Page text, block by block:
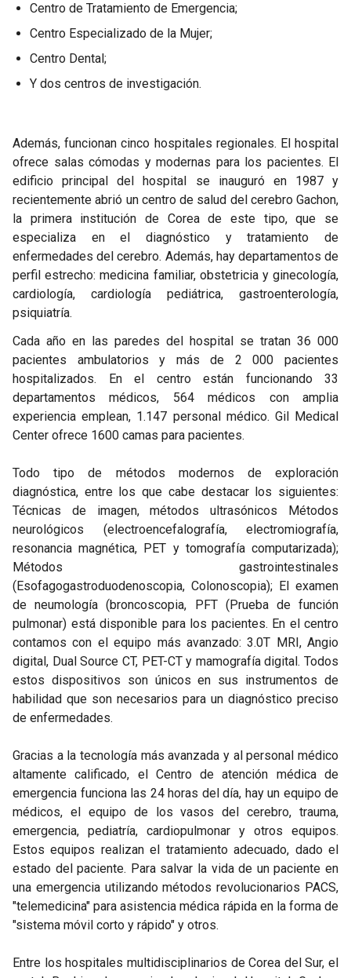
Centro de Tratamiento de Emergencia;
Centro Especializado de la Mujer;
Centro Dental;
Y dos centros de investigación.
Además, funcionan cinco hospitales regionales. El hospital
ofrece salas cómodas y modernas para los pacientes. El
edificio principal del hospital se inauguró en 1987 y
recientemente abrió un centro de salud del cerebro Gachon,
la primera institución de Corea de este tipo, que se
especializa en el diagnóstico y tratamiento de
enfermedades del cerebro. Además, hay departamentos de
perfil estrecho: medicina familiar, obstetricia y ginecología,
cardiología, cardiología pediátrica, gastroenterología,
psiquiatría.
Cada año en las paredes del hospital se tratan 36 000
pacientes ambulatorios y más de 2 000 pacientes
hospitalizados. En el centro están funcionando 33
departamentos médicos, 564 médicos con amplia
experiencia emplean, 1.147 personal médico. Gil Medical
Center ofrece 1600 camas para pacientes.
Todo tipo de métodos modernos de exploración
diagnóstica, entre los que cabe destacar los siguientes:
Técnicas de imagen, métodos ultrasónicos Métodos
neurológicos (electroencefalografía, electromiografía,
resonancia magnética, PET y tomografía computarizada);
Métodos gastrointestinales
(Esofagogastroduodenoscopia, Colonoscopia); El examen
de neumología (broncoscopia, PFT (Prueba de función
pulmonar) está disponible para los pacientes. En el centro
contamos con el equipo más avanzado: 3.0T MRI, Angio
digital, Dual Source CT, PET-CT y mamografía digital. Todos
estos dispositivos son únicos en sus instrumentos de
habilidad que son necesarios para un diagnóstico preciso
de enfermedades.
Gracias a la tecnología más avanzada y al personal médico
altamente calificado, el Centro de atención médica de
emergencia funciona las 24 horas del día, hay un equipo de
médicos, el equipo de los vasos del cerebro, trauma,
emergencia, pediatría, cardiopulmonar y otros equipos.
Estos equipos realizan el tratamiento adecuado, dado el
estado del paciente. Para salvar la vida de un paciente en
una emergencia utilizando métodos revolucionarios PACS,
"telemedicina" para asistencia médica rápida en la forma de
"sistema móvil corto y rápido" y otros.
Entre los hospitales multidisciplinarios de Corea del Sur, el